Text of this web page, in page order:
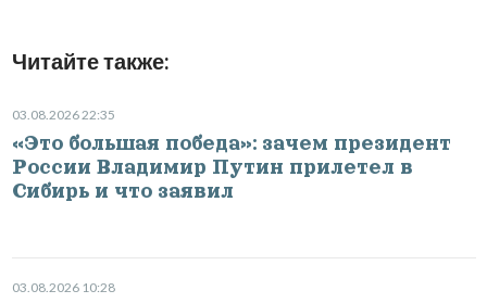
Читайте также:
03.08.2026 22:35
«Это большая победа»: зачем президент
России Владимир Путин прилетел в
Сибирь и что заявил
03.08.2026 10:28